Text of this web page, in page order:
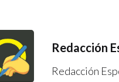
Redacción
Redacción